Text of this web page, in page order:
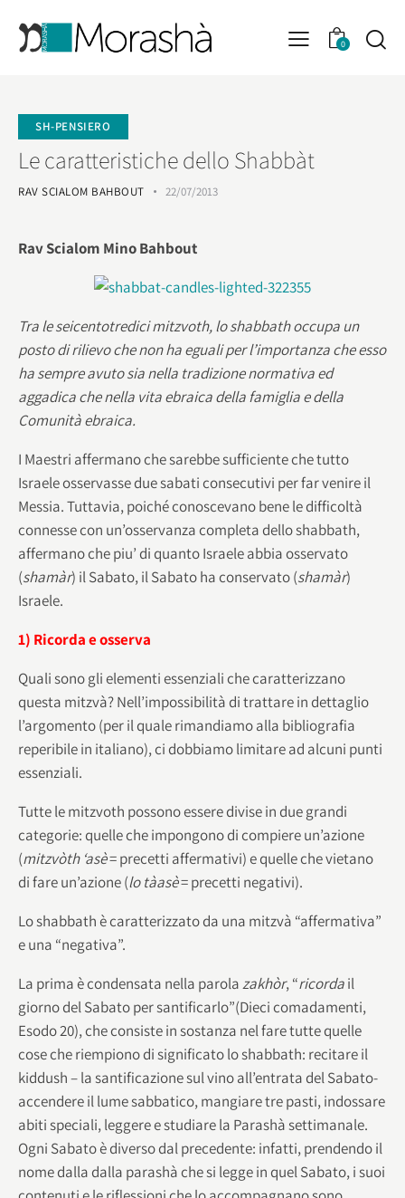
0
SH-PENSIERO
Le caratteristiche dello Shabbàt
RAV SCIALOM BAHBOUT 22/07/2013
Rav Scialom Mino Bahbout
Tra le seicentotredici mitzvoth, lo shabbath occupa un
posto di rilievo che non ha eguali per l’importanza che esso
ha sempre avuto sia nella tradizione normativa ed
aggadica che nella vita ebraica della famiglia e della
Comunità ebraica.
I Maestri affermano che sarebbe sufficiente che tutto
Israele osservasse due sabati consecutivi per far venire il
Messia. Tuttavia, poiché conoscevano bene le difficoltà
connesse con un’osservanza completa dello shabbath,
affermano che piu’ di quanto Israele abbia osservato
(shamàr) il Sabato, il Sabato ha conservato (shamàr)
Israele.
1) Ricorda e osserva
Quali sono gli elementi essenziali che caratterizzano
questa mitzvà? Nell’impossibilità di trattare in dettaglio
l’argomento (per il quale rimandiamo alla bibliografia
reperibile in italiano), ci dobbiamo limitare ad alcuni punti
essenziali.
Tutte le mitzvoth possono essere divise in due grandi
categorie: quelle che impongono di compiere un’azione
(mitzvòth ‘asè= precetti affermativi) e quelle che vietano
di fare un’azione (lo tàasè= precetti negativi).
Lo shabbath è caratterizzato da una mitzvà “affermativa”
e una “negativa”.
La prima è condensata nella parolazakhòr, “ricordail
giorno del Sabato per santificarlo”(Dieci comadamenti,
Esodo 20), che consiste in sostanza nel fare tutte quelle
cose che riempiono di significato lo shabbath: recitare il
kiddush – la santificazione sul vino all’entrata del Sabato-
accendere il lume sabbatico, mangiare tre pasti, indossare
abiti speciali, leggere e studiare la Parashà settimanale.
Ogni Sabato è diverso dal precedente: infatti, prendendo il
nome dalla dalla parashà che si legge in quel Sabato, i suoi